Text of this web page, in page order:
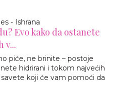
- Ishrana
Evo kako da ostanete
v...
piće, ne brinite – postoje
hidrirani i tokom najvećih
koji će vam pomoći da